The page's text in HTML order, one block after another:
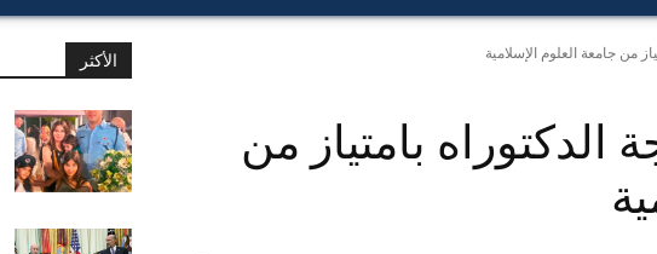
الأكثر من جامعة العلوم الإسلامية
الدكتوراه بامتياز من